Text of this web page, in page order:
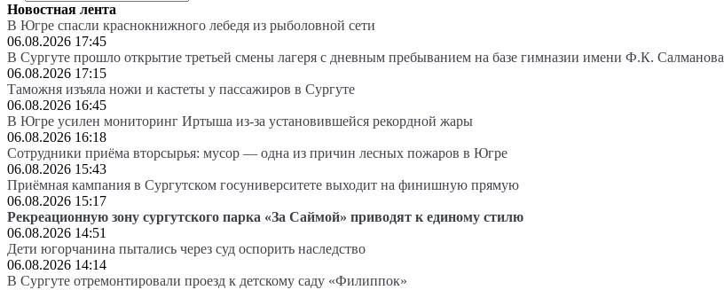
Новостная лента
В Югре спасли краснокнижного лебедя из рыболовной сети
06.08.2026 17:45
В Сургуте прошло открытие третьей смены лагеря с дневным пребыванием на базе гимназии имени Ф.К. Салманова
06.08.2026 17:15
Таможня изъяла ножи и кастеты у пассажиров в Сургуте
06.08.2026 16:45
В Югре усилен мониторинг Иртыша из-за установившейся рекордной жары
06.08.2026 16:18
Сотрудники приёма вторсырья: мусор — одна из причин лесных пожаров в Югре
06.08.2026 15:43
Приёмная кампания в Сургутском госуниверситете выходит на финишную прямую
06.08.2026 15:17
Рекреационную зону сургутского парка «За Саймой» приводят к единому стилю
06.08.2026 14:51
Дети югорчанина пытались через суд оспорить наследство
06.08.2026 14:14
В Сургуте отремонтировали проезд к детскому саду «Филиппок»